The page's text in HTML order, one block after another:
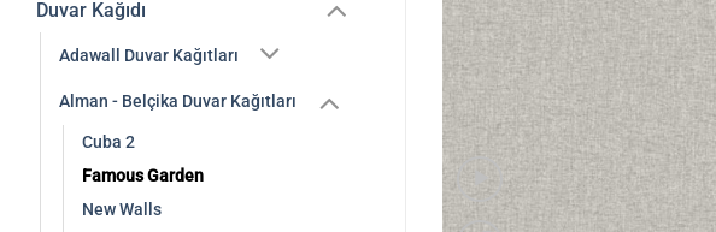
Duvar Kağıdı
Adawall Duvar Kağıtları
Alman - Belçika Duvar Kağıtları
Cuba 2
Famous Garden
New Walls